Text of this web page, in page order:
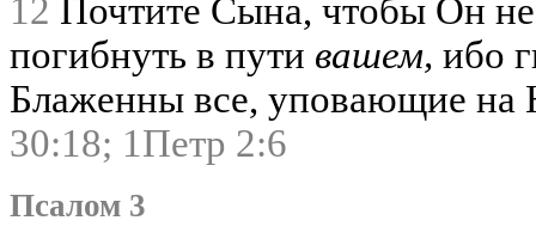
12 Почтите Сына, чтобы Он
погибнуть в пути вашем, ибо
Блаженны все, уповающие на
30:18; 1Петр 2:6
Псалом 3